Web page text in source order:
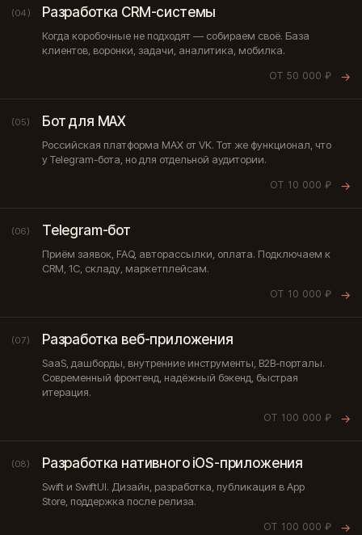
(04) Разработка CRM-системы
Когда коробочные не подходят — собираем своё. База
клиентов, воронки, задачи, аналитика, мобилка.
ОТ 50 000 ₽ →
(05) Бот для MAX
Российская платформа MAX от VK. Тот же функционал, что
у Telegram-бота, но для отдельной аудитории.
ОТ 10 000 ₽ →
(06) Telegram-бот
Приём заявок, FAQ, авторассылки, оплата. Подключаем к
CRM, 1С, складу, маркетплейсам.
ОТ 10 000 ₽ →
(07) Разработка веб-приложения
SaaS, дашборды, внутренние инструменты, B2B-порталы.
Современный фронтенд, надёжный бэкенд, быстрая
итерация.
ОТ 100 000 ₽ →
(08) Разработка нативного iOS-приложения
Swift и SwiftUI. Дизайн, разработка, публикация в App
Store, поддержка после релиза.
ОТ 100 000 ₽ →